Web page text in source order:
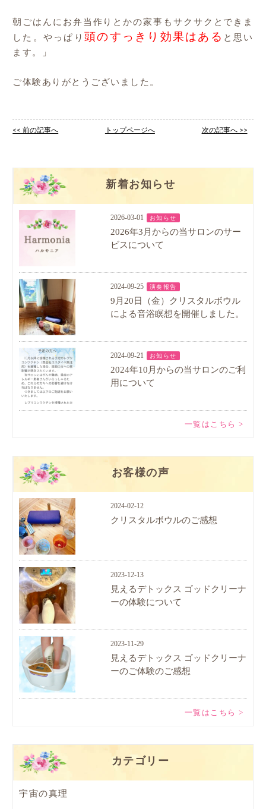
朝ごはんにお弁当作りとかの家事もサクサクとできま
した。やっぱり 頭のすっきり効果はある と思い
ます。」
ご体験ありがとうございました。
<< 前の記事へ トップページへ 次の記事へ >>
新着お知らせ
2026-03-01 お知らせ
2026年3月からの当サロンのサー
ビスについて
2024-09-25 演奏報告
9月20日（金）クリスタルボウル
による音浴瞑想を開催しました。
2024-09-21 お知らせ
2024年10月からの当サロンのご利
用について
一覧はこちら >
お客様の声
2024-02-12
クリスタルボウルのご感想
2023-12-13
見えるデトックス ゴッドクリーナ
ーの体験について
2023-11-29
見えるデトックス ゴッドクリーナ
ーのご体験のご感想
一覧はこちら >
カテゴリー
宇宙の真理